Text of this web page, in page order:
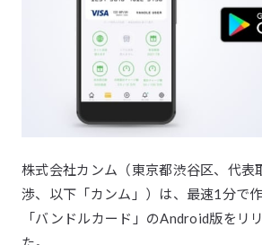
株式会社カンム（東京都渋谷区、代表
渉、以下「カンム」）は、最速1分で
「バンドルカード」のAndroid版をリ